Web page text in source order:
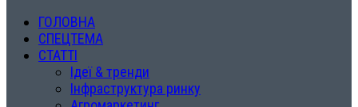
ГОЛОВНА
СПЕЦТЕМА
СТАТТІ
Ідеї & тренди
Інфраструктура ринку